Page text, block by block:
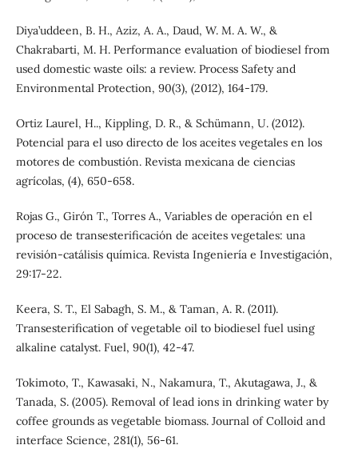
Diya’uddeen, B. H., Aziz, A. A., Daud, W. M. A. W., &
Chakrabarti, M. H. Performance evaluation of biodiesel from
used domestic waste oils: a review. Process Safety and
Environmental Protection, 90(3), (2012), 164-179.
Ortiz Laurel, H.., Kippling, D. R., & Schümann, U. (2012).
Potencial para el uso directo de los aceites vegetales en los
motores de combustión. Revista mexicana de ciencias
agrícolas, (4), 650-658.
Rojas G., Girón T., Torres A., Variables de operación en el
proceso de transesterificación de aceites vegetales: una
revisión-catálisis química. Revista Ingeniería e Investigación,
29:17-22.
Keera, S. T., El Sabagh, S. M., & Taman, A. R. (2011).
Transesterification of vegetable oil to biodiesel fuel using
alkaline catalyst. Fuel, 90(1), 42-47.
Tokimoto, T., Kawasaki, N., Nakamura, T., Akutagawa, J., &
Tanada, S. (2005). Removal of lead ions in drinking water by
coffee grounds as vegetable biomass. Journal of Colloid and
interface Science, 281(1), 56-61.